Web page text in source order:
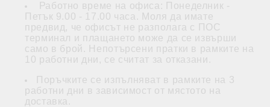
Работно време на офиса: Понеделник -
Петък 9.00 - 17.00 часа. Моля да имате
предвид, че офисът не разполага с ПОС
терминал и плащането може да се извърши
само в брой. Непотърсени пратки в рамките на
10 работни дни, се считат за отказани.
Поръчките се изпълняват в рамките на 3
работни дни в зависимост от мястото на
доставка.